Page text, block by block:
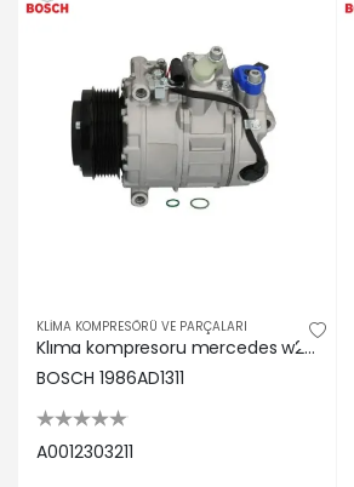
KLİMA KOMPRESÖRÜ VE PARÇALARI
Klıma kompresoru mercedes w203 c219 w211 w163 x164 w251 w221 w639 b906 Bosch A0012303211
BOSCH 1986AD1311
A0012303211